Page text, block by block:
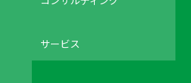
サービス